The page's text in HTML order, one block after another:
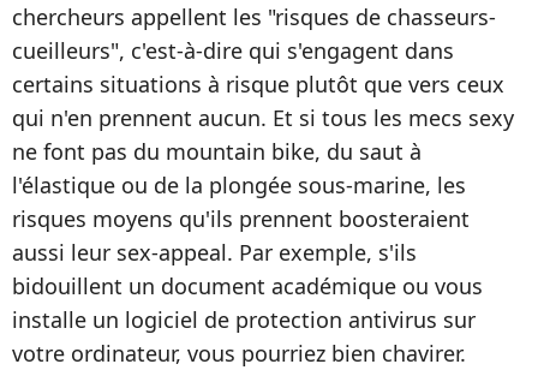
chercheurs appellent les "risques de chasseurs-
cueilleurs", c'est-à-dire qui s'engagent dans
certains situations à risque plutôt que vers ceux
qui n'en prennent aucun. Et si tous les mecs sexy
ne font pas du mountain bike, du saut à
l'élastique ou de la plongée sous-marine, les
risques moyens qu'ils prennent boosteraient
aussi leur sex-appeal. Par exemple, s'ils
bidouillent un document académique ou vous
installe un logiciel de protection antivirus sur
votre ordinateur, vous pourriez bien chavirer.